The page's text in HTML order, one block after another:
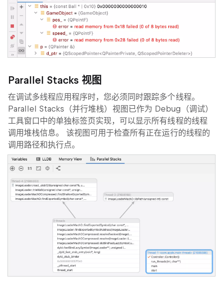
Parallel Stacks 视图
在调试多线程应用程序时，您必须同时跟踪多个线程。
Parallel Stacks （并行堆栈）视图已作为 Debug（调试）
工具窗口中的单独标签页实现，可以显示所有线程的线程
调用堆栈信息。 该视图可用于检查所有正在运行的线程的
调用路径和执行点。